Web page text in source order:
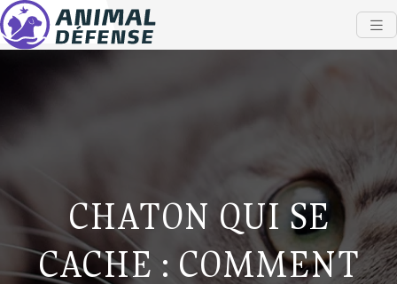
CHATON QUI SE
CACHE : COMMENT